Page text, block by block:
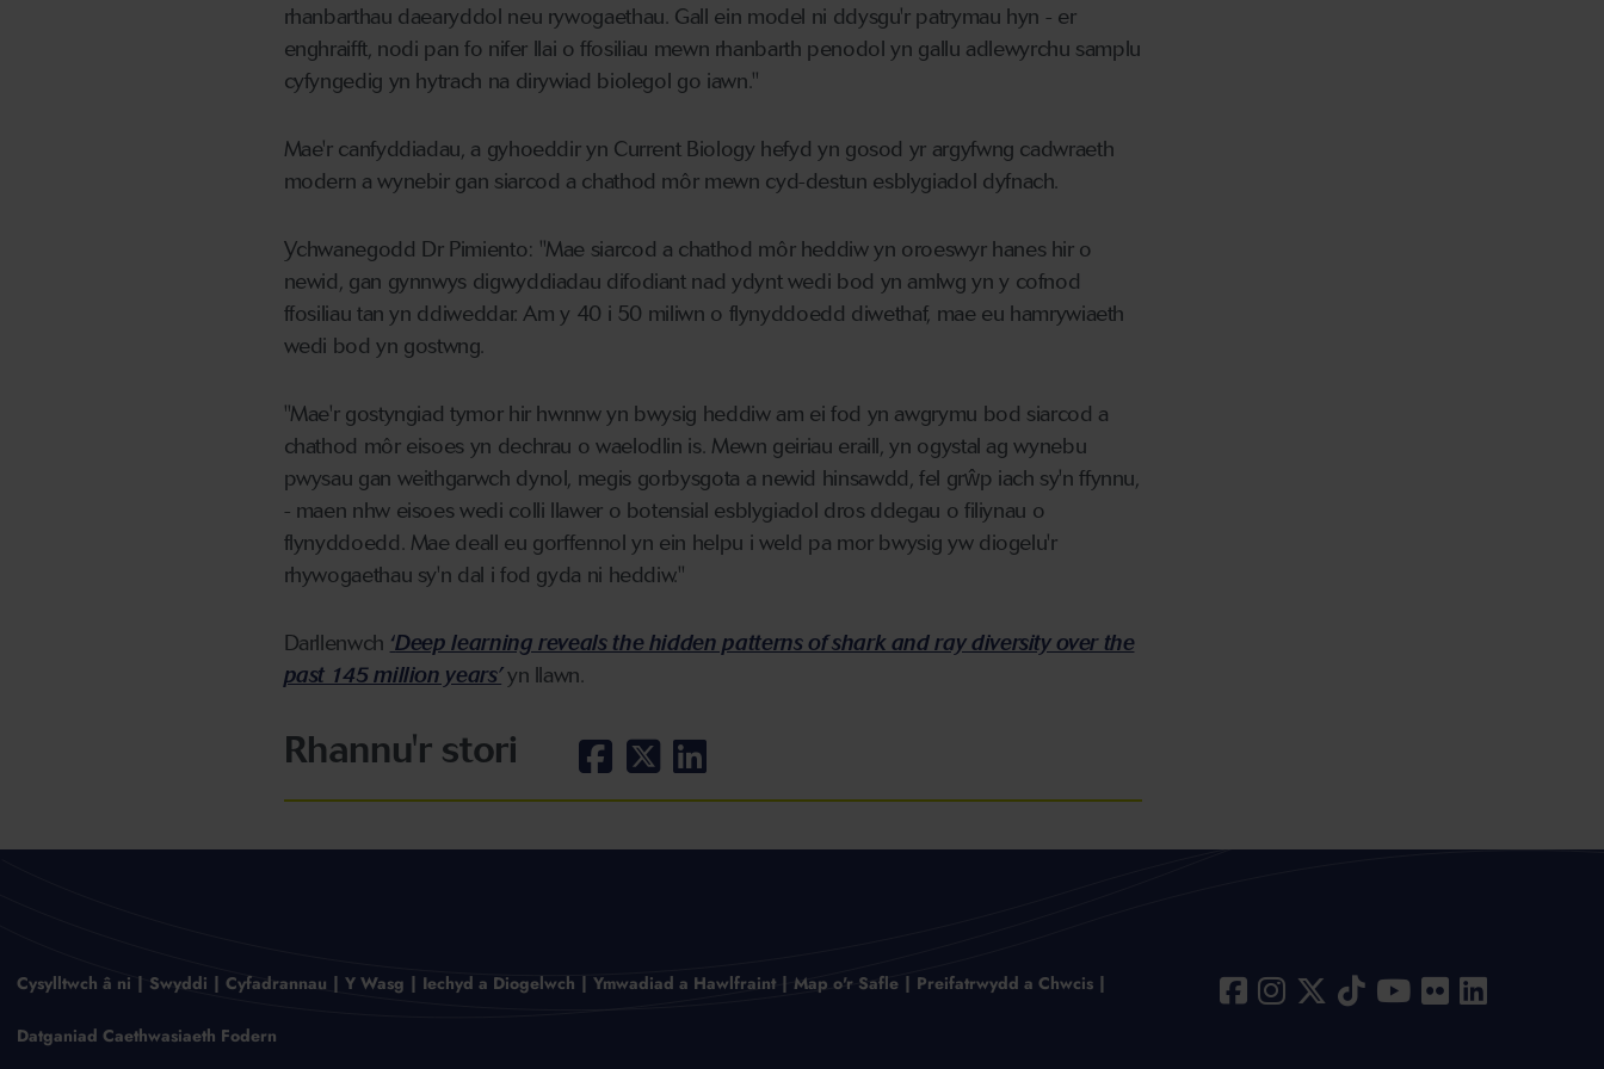
rhanbarthau daearyddol neu rywogaethau. Gall ein model ni ddysgu'r patrymau hyn - er
enghraifft, nodi pan fo nifer llai o ffosiliau mewn rhanbarth penodol yn gallu adlewyrchu samplu
cyfyngedig yn hytrach na dirywiad biolegol go iawn."
Mae'r canfyddiadau, a gyhoeddir yn Current Biology hefyd yn gosod yr argyfwng cadwraeth
modern a wynebir gan siarcod a chathod môr mewn cyd-destun esblygiadol dyfnach.
Ychwanegodd Dr Pimiento: "Mae siarcod a chathod môr heddiw yn oroeswyr hanes hir o
newid, gan gynnwys digwyddiadau difodiant nad ydynt wedi bod yn amlwg yn y cofnod
ffosiliau tan yn ddiweddar. Am y 40 i 50 miliwn o flynyddoedd diwethaf, mae eu hamrywiaeth
wedi bod yn gostwng.
"Mae'r gostyngiad tymor hir hwnnw yn bwysig heddiw am ei fod yn awgrymu bod siarcod a
chathod môr eisoes yn dechrau o waelodlin is. Mewn geiriau eraill, yn ogystal ag wynebu
pwysau gan weithgarwch dynol, megis gorbysgota a newid hinsawdd, fel grŵp iach sy'n ffynnu,
- maen nhw eisoes wedi colli llawer o botensial esblygiadol dros ddegau o filiynau o
flynyddoedd. Mae deall eu gorffennol yn ein helpu i weld pa mor bwysig yw diogelu'r
rhywogaethau sy'n dal i fod gyda ni heddiw."
Darllenwch ‘Deep learning reveals the hidden patterns of shark and ray diversity over the
past 145 million years’ yn llawn.
Rhannu'r stori
Cysylltwch â ni Swyddi Cyfadrannau Y Wasg Iechyd a Diogelwch Ymwadiad a Hawlfraint Map o'r Safle Preifatrwydd a Chwcis
Datganiad Caethwasiaeth Fodern